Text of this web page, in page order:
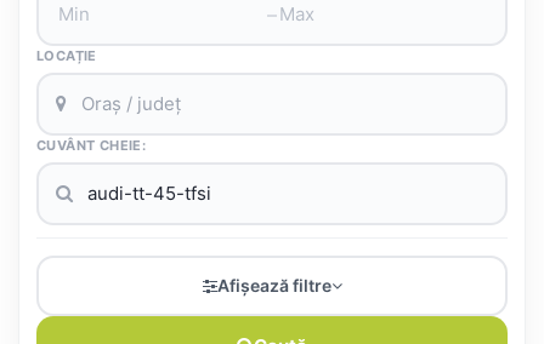
–
LOCAȚIE
CUVÂNT CHEIE:
Afișează filtre